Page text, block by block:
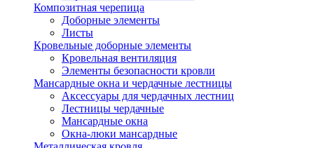
Композитная черепица
Доборные элементы
Листы
Кровельные доборные элементы
Кровельная вентиляция
Элементы безопасности кровли
Мансардные окна и чердачные лестницы
Аксессуары для чердачных лестниц
Лестницы чердачные
Мансардные окна
Окна-люки мансардные